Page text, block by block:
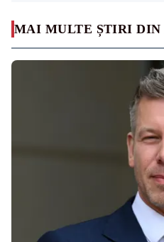
MAI MULTE ȘTIRI DIN